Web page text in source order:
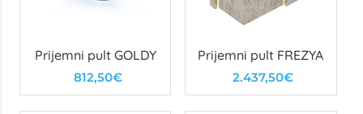
Prijemni pult GOLDY
812,50€
Prijemni pult FREZYA
2.437,50€